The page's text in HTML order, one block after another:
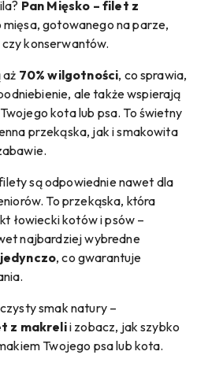
Pan Mięsko – filet z
gotowanego na parze,
konserwantów.
70% wilgotności, co sprawia,
ale także wspierają
kota lub psa. To świetny
przekąska, jak i smakowita
są odpowiednie nawet dla
To przekąska, która
łowiecki kotów i psów –
najbardziej wybredne
, co gwarantuje
smak natury –
z makrelii zobacz, jak szybko
Twojego psa lub kota.